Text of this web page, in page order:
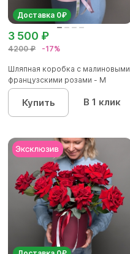
Доставка 0₽
4200 ₽ -17%
3 500 ₽
Шляпная коробка с малиновыми
французскими розами - M
Купить В 1 клик